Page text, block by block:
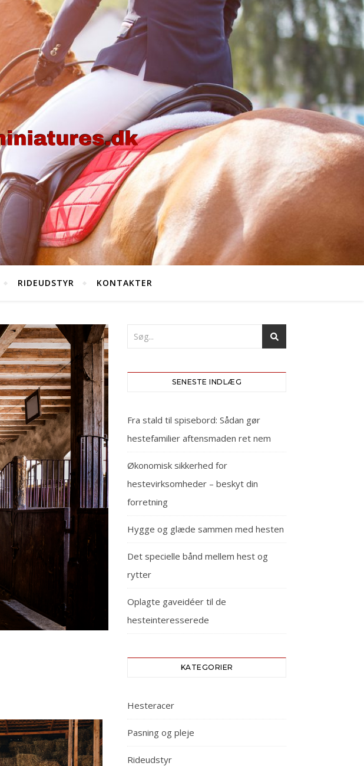
RIDEUDSTYR KONTAKTER
SENESTE INDLÆG
Fra stald til spisebord: Sådan gør
hestefamilier aftensmaden ret nem
Økonomisk sikkerhed for
hestevirksomheder – beskyt din
forretning
Hygge og glæde sammen med hesten
Det specielle bånd mellem hest og
rytter
Oplagte gaveidéer til de
hesteinteresserede
KATEGORIER
Hesteracer
Pasning og pleje
Rideudstyr